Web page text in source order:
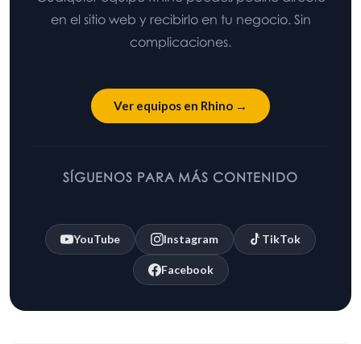
en el sitio web y recibirlo en tu negocio. Sin
complicaciones.
Ver equipos en Rhino →
SÍGUENOS PARA MÁS CONTENIDO
YouTube Instagram TikTok
Facebook